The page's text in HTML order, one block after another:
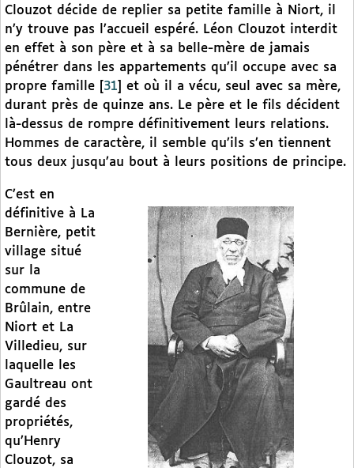
Clouzot décide de replier sa petite famille à Niort, il
n’y trouve pas l’accueil espéré. Léon Clouzot interdit
en effet à son père et à sa belle-mère de jamais
pénétrer dans les appartements qu’il occupe avec sa
propre famille
31
et où il a vécu, seul avec sa mère,
durant près de quinze ans. Le père et le fils décident
là-dessus de rompre définitivement leurs relations.
Hommes de caractère, il semble qu’ils s’en tiennent
tous deux jusqu’au bout à leurs positions de principe.
C’est en
définitive à La
Bernière, petit
village situé
sur la
commune de
Brûlain, entre
Niort et La
Villedieu, sur
laquelle les
Gaultreau ont
gardé des
propriétés,
qu’Henry
Clouzot, sa